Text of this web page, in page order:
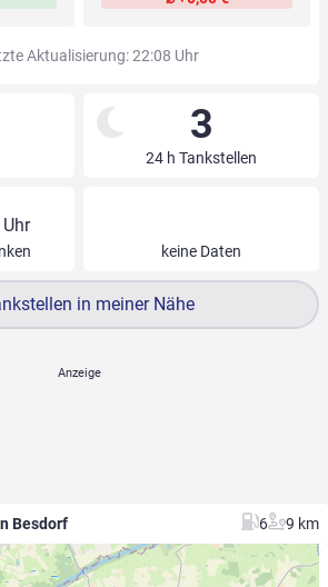
Aktualisierung: 22:08 Uhr
3
24 h Tankstellen
Uhr
keine Daten
in meiner Nähe
Besdorf 6 9 km